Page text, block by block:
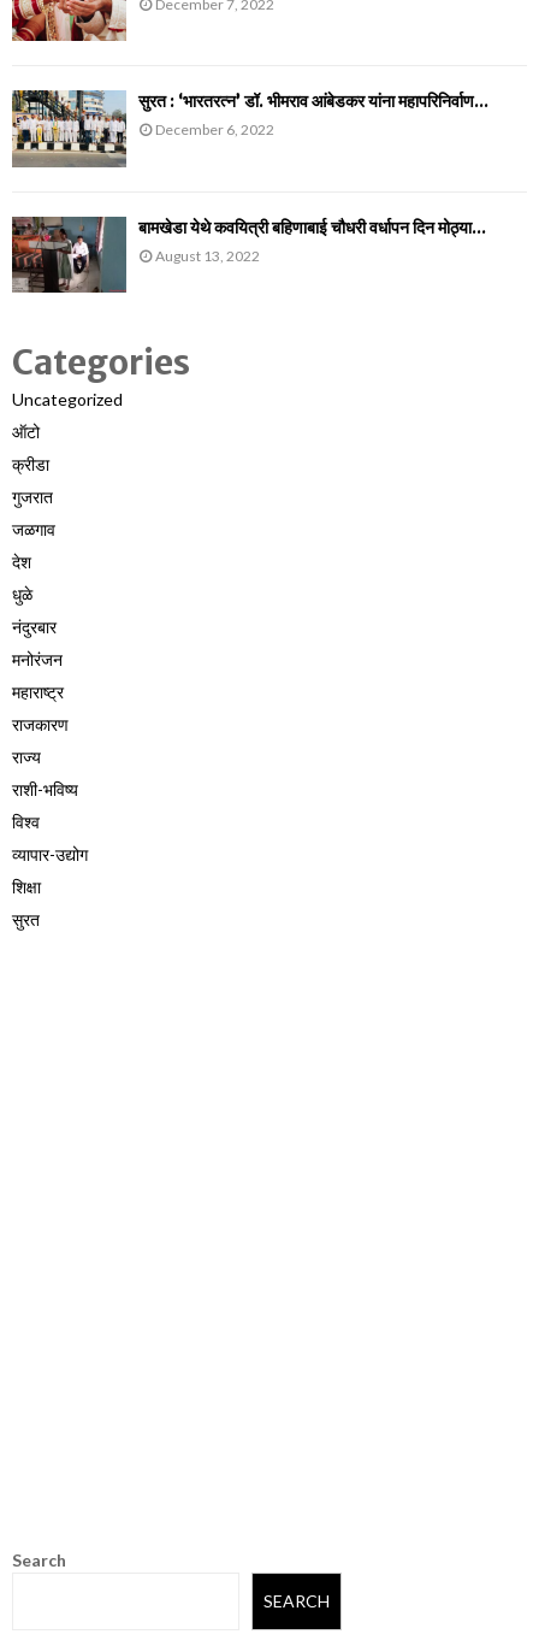
December 7, 2022
सुरत : ‘भारतरत्न’ डॉ. भीमराव आंबेडकर यांना महापरिनिर्वाण...
December 6, 2022
बामखेडा येथे कवयित्री बहिणाबाई चौधरी वर्धापन दिन मोठ्या...
August 13, 2022
Categories
Uncategorized
ऑटो
क्रीडा
गुजरात
जळगाव
देश
धुळे
नंदुरबार
मनोरंजन
महाराष्ट्र
राजकारण
राज्य
राशी-भविष्य
विश्व
व्यापार-उद्योग
शिक्षा
सुरत
Search
SEARCH